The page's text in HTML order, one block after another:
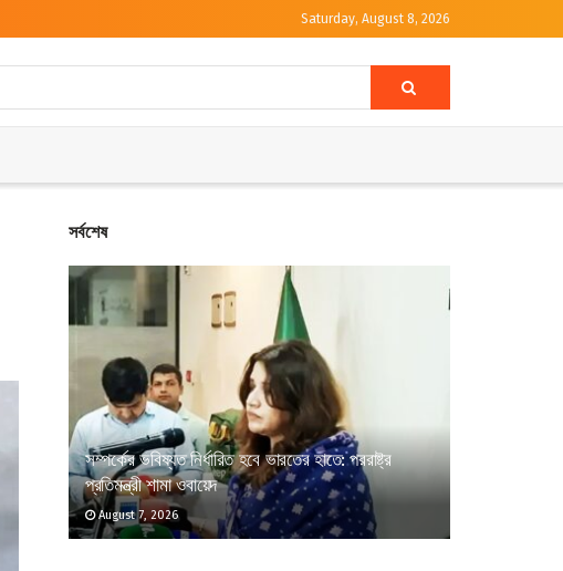
Saturday, August 8, 2026
সর্বশেষ
সম্পর্কের ভবিষ্যত নির্ধারিত হবে ভারতের হাতে: পররাষ্ট্র
প্রতিমন্ত্রী শামা ওবায়েদ
August 7, 2026